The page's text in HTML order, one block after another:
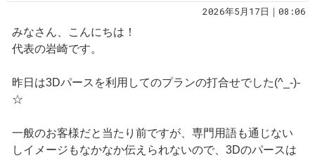
2026年5月17日｜08:06
みなさん、こんにちは！
代表の岩崎です。
昨日は3Dパースを利用してのプランの打合せでした(^_-)-
☆
一般のお客様だと当たり前ですが、専門用語も通じない
しイメージもなかなか伝えられないので、3Dのパースは